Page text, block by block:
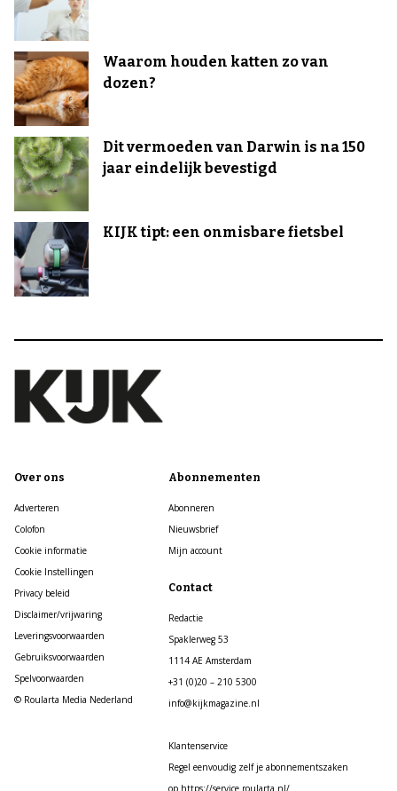
Waarom houden katten zo van
dozen?
Dit vermoeden van Darwin is na 150
jaar eindelijk bevestigd
KIJK tipt: een onmisbare fietsbel
Over ons
Adverteren
Colofon
Cookie informatie
Cookie Instellingen
Privacy beleid
Disclaimer/vrijwaring
Leveringsvoorwaarden
Gebruiksvoorwaarden
Spelvoorwaarden
© Roularta Media Nederland
Abonnementen
Abonneren
Nieuwsbrief
Mijn account
Contact
Redactie
Spaklerweg 53
1114 AE Amsterdam
+31 (0)20 – 210 5300
info@kijkmagazine.nl
Klantenservice
Regel eenvoudig zelf je abonnementszaken
op https://service.roularta.nl/